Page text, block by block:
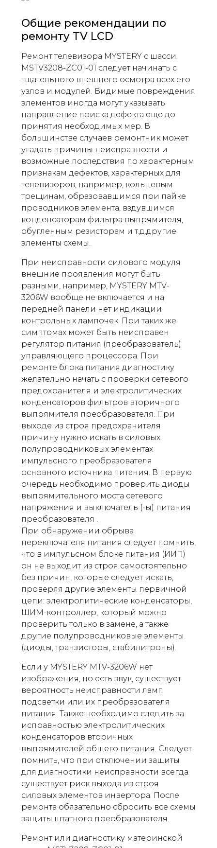
Общие рекомендации по
ремонту TV LCD
Ремонт телевизора MYSTERY с шасси
MSTV3208-ZC01-01 следует начинать с
тщательного внешнего осмотра всех его
узлов и модулей. Видимые повреждения
элементов иногда могут указывать
направление поиска дефекта еще до
принятия необходимых мер. В
большинстве случаев ремонтник может
угадать причины неисправности и
возможные последствия по характерным
признакам дефектов, характерных для
телевизоров, например, кольцевым
трещинам, образовавшимся при пайке
проводников элемента, вздувшимся
конденсаторам фильтра выпрямителя,
обугленным резисторам и т.д.другие
элементы схемы.
При неисправности силового модуля
внешние проявления могут быть
разными, например, MYSTERY MTV-
3206W вообще не включается и на
передней панели нет индикации
контрольных лампочек. При таких же
симптомах может быть неисправен
регулятор питания (преобразователь)
управляющего процессора. При
ремонте блока питания диагностику
желательно начать с проверки сетевого
предохранителя и электролитических
конденсаторов фильтров вторичного
выпрямителя преобразователя. При
выходе из строя предохранителя
причину нужно искать в силовых
полупроводниковых элементах
импульсного преобразователя
основного источника питания. В первую
очередь необходимо проверить диоды
выпрямительного моста сетевого
напряжения и выключатель (-ы) питания
преобразователя .
При обнаружении обрыва
переключателя питания следует помнить,
что в импульсном блоке питания (ИИП)
он не выходит из строя самостоятельно
без причин, которые следует искать,
проверяя другие элементы первичной
цепи: электролитические конденсаторы,
ШИМ-контроллер, который можно
проверить только в замене, а также
другие полупроводниковые элементы
(диоды, транзисторы, стабилитроны).
Если у MYSTERY MTV-3206W нет
изображения, но есть звук, существует
вероятность неисправности ламп
подсветки или их преобразователя
питания. Также необходимо следить за
исправностью электролитических
конденсаторов вторичных
выпрямителей общего питания. Следует
помнить, что при отключении защиты
для диагностики неисправности всегда
существует риск выхода из строя
силовых элементов инвертора. После
ремонта обязательно сбросить все схемы
защиты штатного преобразователя.
Ремонт или диагностику материнской